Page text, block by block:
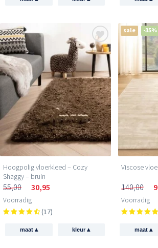
Hoogpolig vloerkleed – Cozy
Shaggy – bruin
55,00 30,95
Voorradig
(17)
maat ▴ kleur▴
sale -35%
Viscose
140,00
Voorradig
maat ▴